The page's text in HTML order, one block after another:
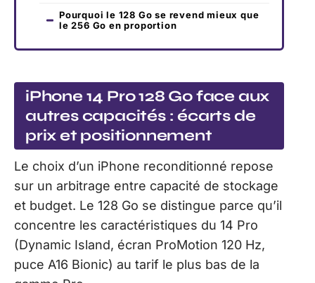
Pourquoi le 128 Go se revend mieux que
le 256 Go en proportion
iPhone 14 Pro 128 Go face aux
autres capacités : écarts de
prix et positionnement
Le choix d’un iPhone reconditionné repose
sur un arbitrage entre capacité de stockage
et budget. Le 128 Go se distingue parce qu’il
concentre les caractéristiques du 14 Pro
(Dynamic Island, écran ProMotion 120 Hz,
puce A16 Bionic) au tarif le plus bas de la